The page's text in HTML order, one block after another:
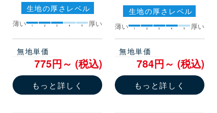
生地の厚さレベル
薄い 1 2 3 4 5 厚い
無地単価
775円～ (税込)
もっと詳しく
生地の厚さレベル
薄い 1 2 3 4 5 厚い
無地単価
784円～ (税込)
もっと詳しく